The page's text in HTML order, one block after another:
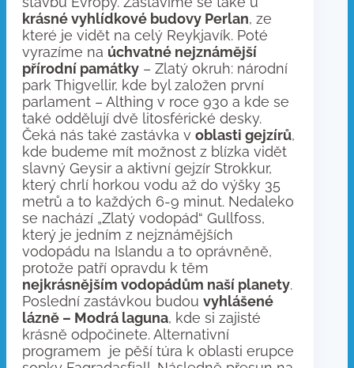
krásné vyhlídkové budovy Perlan, ze
které je vidět na celý Reykjavík. Poté
vyrazíme na úchvatné nejznámější
přírodní památky – Zlatý okruh: národní
park Thigvellir, kde byl založen první
parlament – Althing v roce 930 a kde se
také oddělují dvě litosférické desky.
Čeká nás také zastávka v oblasti gejzírů,
kde budeme mít možnost z blízka vidět
slavný Geysir a aktivní gejzír Strokkur,
který chrlí horkou vodu až do výšky 35
metrů a to každých 6-9 minut. Nedaleko
se nachází „Zlatý vodopád“ Gullfoss,
který je jedním z nejznámějších
vodopádu na Islandu a to oprávněně,
protože patří opravdu k těm
nejkrásnějším vodopádům naší planety.
Poslední zastávkou budou vyhlášené
lázně – Modrá laguna, kde si zajisté
krásně odpočinete. Alternativní
programem je pěší túra k oblasti erupce